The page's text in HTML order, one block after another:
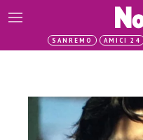
SANREMO AMICI 24